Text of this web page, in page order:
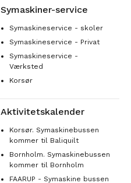
Symaskiner-service
Symaskineservice - skoler
Symaskineservice - Privat
Symaskineservice -
Værksted
Korsør
Aktivitetskalender
Korsør. Symaskinebussen
kommer til Baliquilt
Bornholm. Symaskinebussen
kommer til Bornholm
FAARUP - Symaskine bussen